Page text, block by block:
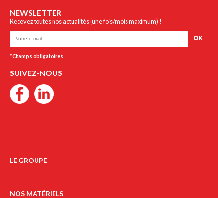
NEWSLETTER
Recevez toutes nos actualités (une fois/mois maximum) !
OK
SUIVEZ-NOUS
LE GROUPE
NOS MATÉRIELS